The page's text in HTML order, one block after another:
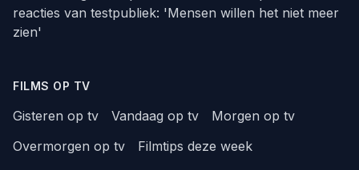
reacties van testpubliek: 'Mensen willen het niet meer
zien'
FILMS OP TV
Gisteren op tv Vandaag op tv
Morgen op tv
Overmorgen op tv
Filmtips deze week